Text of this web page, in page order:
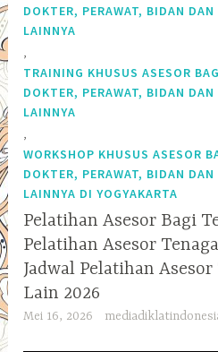
DOKTER, PERAWAT, BIDAN DAN
LAINNYA
TRAINING KHUSUS ASESOR
DOKTER, PERAWAT, BIDAN DAN
LAINNYA
WORKSHOP KHUSUS ASESOR
DOKTER, PERAWAT, BIDAN DAN
LAINNYA DI YOGYAKARTA
Pelatihan Asesor Bagi
Pelatihan Asesor
Jadwal Pelatihan
Lain 2026
Mei 16, 2026